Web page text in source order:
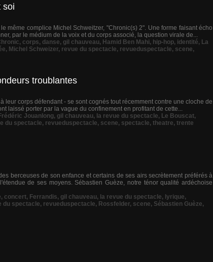
soi
même complice Michel Schweitzer, "Chronic(s) 2". Une forme faisant écho
par le médium de la voix et du corps associé, la question virale de...
, corps, danse, gil chauveau, Hamid Ben Mahi, hip-hop, identité, La
, Michel Schweizer, revue du spectacle, revueduspectacle, scene,
troublantes
leur corps défendant - se sont cognés tout récemment contre une cloche de
laissé porter par la vague du confinement en profitant de cette...
Frédéric Jouanlong, gil chauveau, la revue du spectacle, Le Bouscat,
du spectacle, revueduspectacle, scene, spectacle, theatre, trente
berceuses de son enfance et certains de ses airs secrètement préférés à
de ses moyens. Sébastien Guèze, notre ténor qualité ardéchoise
, concert, Ferrandis, gil chauveau, la revue du spectacle, lyrique,
du spectacle, revueduspectacle, Rossfelder, scene, Sébastien Guèze,